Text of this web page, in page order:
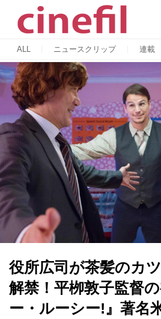
ALL ニュースクリップ 連載
役所広司が茶髪のカ
解禁！平栁敦子監督
ー・ルーシー!』著名